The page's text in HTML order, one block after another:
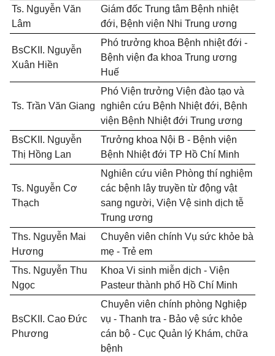
Ts. Nguyễn Văn
Lâm
Giám đốc Trung tâm Bệnh nhiệt
đới, Bệnh viện Nhi Trung ương
BsCKII. Nguyễn
Xuân Hiền
Phó trưởng khoa Bệnh nhiệt đới -
Bệnh viện đa khoa Trung ương
Huế
Ts. Trần Văn Giang
Phó Viện trưởng Viện đào tạo và
nghiên cứu Bệnh Nhiệt đới, Bệnh
viện Bệnh Nhiệt đới Trung ương
BsCKII. Nguyễn
Thị Hồng Lan
Trưởng khoa Nội B - Bệnh viện
Bệnh Nhiệt đới TP Hồ Chí Minh
Ts. Nguyễn Cơ
Thạch
Nghiên cứu viên Phòng thí nghiệm
các bệnh lây truyền từ động vật
sang người, Viện Vệ sinh dịch tễ
Trung ương
Ths. Nguyễn Mai
Hương
Chuyên viên chính Vụ sức khỏe bà
mẹ - Trẻ em
Ths. Nguyễn Thu
Ngọc
Khoa Vi sinh miễn dịch - Viện
Pasteur thành phố Hồ Chí Minh
BsCKII. Cao Đức
Phương
Chuyên viên chính phòng Nghiệp
vụ - Thanh tra - Bảo vệ sức khỏe
cán bộ - Cục Quản lý Khám, chữa
bệnh